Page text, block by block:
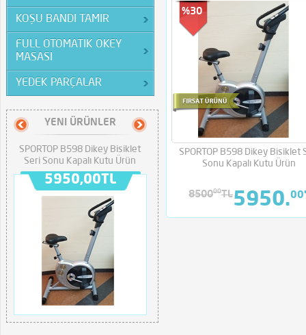
KOŞU BANDI TAMIR
FULL OTOMATIK OKEY
MASASI
YEDEK PARÇALAR
YENI ÜRÜNLER
SPORTOP B598 Dikey Bisiklet
Seri Sonu Kapalı Kutu Ürün
5950,00TL
SPORTOP B580 Beetle Bike Seri
Sonu Kapalı Kutu Ürün
%30
SPORTOP B598 Dikey Bisiklet
Sonu Kapalı Kutu Ürün
850000TL5950.00